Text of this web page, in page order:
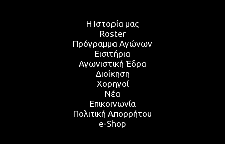
Η Ιστορία μας
Roster
Πρόγραμμα Αγώνων
Εισιτήρια
Αγωνιστική Έδρα
Διοίκηση
Χορηγοί
Νέα
Επικοινωνία
Πολιτική Απορρήτου
e-Shop